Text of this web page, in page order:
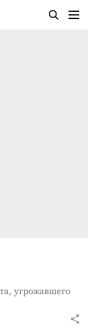
угрожавшего